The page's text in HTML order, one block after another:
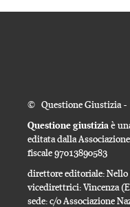
© Questione Giustizia -
Questione giustiziaè
editata dalla
fiscale 97013890583
direttore editoriale: Nello
vicedirettrici: Vincenza
sede: c/o Associazione